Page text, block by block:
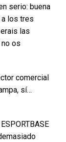
serio: buena
los tres
las
os
comercial
sí…